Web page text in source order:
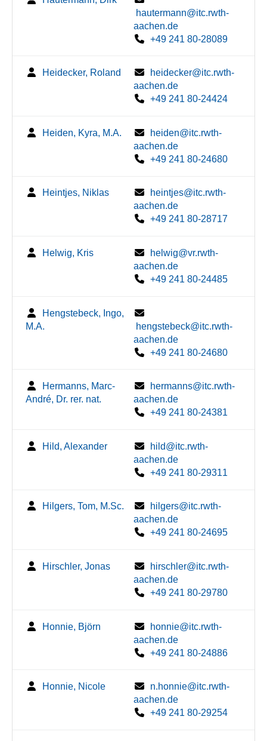
hautermann@itc.rwth-
aachen.de
+49 241 80-28089
Heidecker, Roland
heidecker@itc.rwth-
aachen.de
+49 241 80-24424
Heiden, Kyra, M.A.
heiden@itc.rwth-
aachen.de
+49 241 80-24680
Heintjes, Niklas
heintjes@itc.rwth-
aachen.de
+49 241 80-28717
Helwig, Kris
helwig@vr.rwth-
aachen.de
+49 241 80-24485
Hengstebeck, Ingo,
M.A.
hengstebeck@itc.rwth-
aachen.de
+49 241 80-24680
Hermanns, Marc-
André, Dr. rer. nat.
hermanns@itc.rwth-
aachen.de
+49 241 80-24381
Hild, Alexander
hild@itc.rwth-
aachen.de
+49 241 80-29311
Hilgers, Tom, M.Sc.
hilgers@itc.rwth-
aachen.de
+49 241 80-24695
Hirschler, Jonas
hirschler@itc.rwth-
aachen.de
+49 241 80-29780
Honnie, Björn
honnie@itc.rwth-
aachen.de
+49 241 80-24886
Honnie, Nicole
n.honnie@itc.rwth-
aachen.de
+49 241 80-29254